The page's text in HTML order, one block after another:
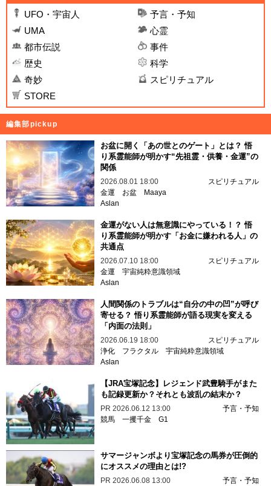
UFO・宇宙人
予言・予知
UMA
心霊
都市伝説
事件
歴史
科学
奇妙
スピリチュアル
STORE
編集部pickup
お盆に開く「あの世とのゲート」とは？ 悟
り系霊能師が明かす“先祖霊・供養・金運”の
関係
2026.08.01 18:00
スピリチュアル
金運
お盆
Maaya
Aslan
金運がない人は無意識にやっている！？ 悟
り系霊能師が明かす「お金に嫌われる人」の
共通点
2026.07.10 18:00
スピリチュアル
金運 宇宙純粋意識領域
Aslan
人間関係のトラブルは“自分の中の凹”が呼び
寄せる？ 悟り系霊能師が語る現実を変える
「内面の法則」
2026.06.19 18:00
スピリチュアル
浄化
フラクタル 宇宙純粋意識領域
Aslan
【JRA宝塚記念】レジェンド武豊騎手がまた
も記録更新か？それとも波乱の結末か？
PR 2026.06.12 13:00
予言・予知
競馬 一攫千金 G1
サマージャンボより宝塚記念の馬券が圧倒的
にオススメの理由とは!?
PR 2026.06.08 13:00
予言・予知